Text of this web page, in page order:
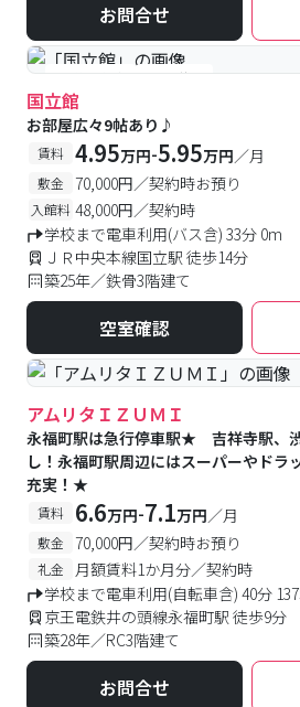
お問合せ
#予約受付中 #空室待ち
国立館
お部屋広々9帖あり♪
賃料 4.95万円-5.95万円／月
敷金 70,000円／契約時お預り
入館料 48,000円／契約時
学校まで電車利用(バス含) 33分 0m
ＪＲ中央本線国立駅 徒歩14分
築25年／鉄骨3階建て
空室確認
アムリタＩＺＵＭＩ
永福町駅は急行停車駅★ 吉祥寺駅、
し！永福町駅周辺にはスーパーやドラ
充実！★
賃料 6.6万円-7.1万円／月
敷金 70,000円／契約時お預り
礼金
月額賃料1か月分／契約時
学校まで電車利用(自転車含) 40分
京王電鉄井の頭線永福町駅 徒歩9分
築28年／RC3階建て
お問合せ